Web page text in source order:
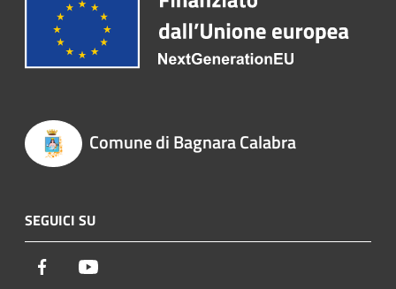
Comune di Bagnara Calabra
SEGUICI SU
Facebook